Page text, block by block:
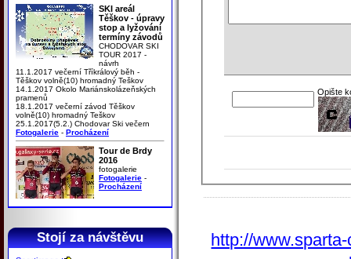
SKI areál
Těškov - úpravy
stop a lyžování
termíny závodů
CHODOVAR SKI
TOUR 2017 -
návrh
11.1.2017 večerní Tříkrálový běh -
Těškov volně(10) hromadný Teškov
14.1.2017 Okolo Mariánskolázeňských
pramenů
18.1.2017 večerní závod Těškov
volně(10) hromadný Teškov
25.1.2017(5.2.) Chodovar Ski večern
Fotogalerie - Procházení
Tour de Brdy
2016
fotogalerie
Fotogalerie -
Procházení
Stojí za návštěvu
Opište
http://